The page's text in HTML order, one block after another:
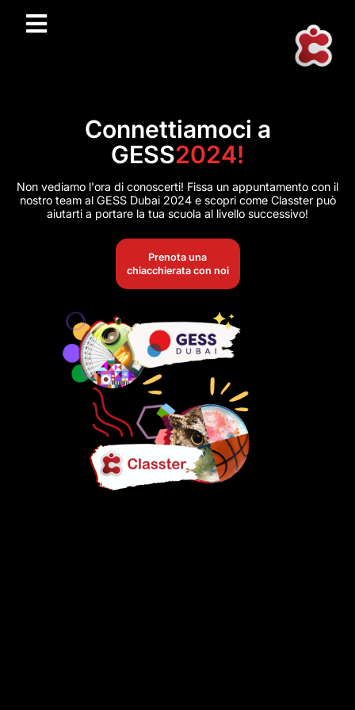
Connettiamoci a
GESS2024!
Non vediamo l'ora di conoscerti! Fissa un appuntamento con il
nostro team al GESS Dubai 2024 e scopri come Classter può
aiutarti a portare la tua scuola al livello successivo!
Prenota una
chiacchierata con noi